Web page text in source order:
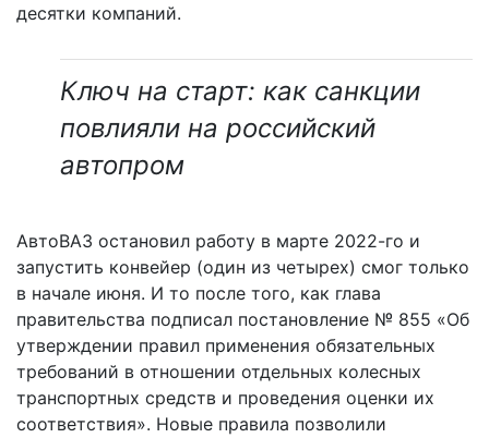
десятки компаний.
Ключ на старт: как санкции
повлияли на российский
автопром
АвтоВАЗ остановил работу в марте 2022-го и
запустить конвейер (один из четырех) смог только
в начале июня. И то после того, как глава
правительства подписал постановление № 855 «Об
утверждении правил применения обязательных
требований в отношении отдельных колесных
транспортных средств и проведения оценки их
соответствия». Новые правила позволили